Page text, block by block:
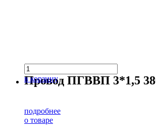
в корзину
Провод ПГВВП 3*1,5
подробнее
о товаре